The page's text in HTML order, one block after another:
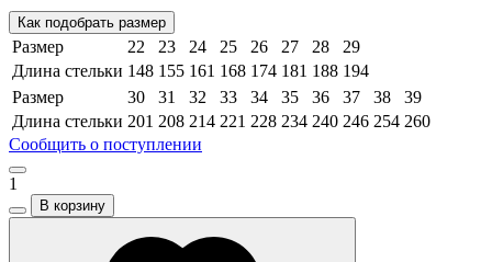
Как подобрать размер
Размер 22 23 24 25 26 27 28
29
Длина стельки 148 155 161 168 174 181 188 194
Размер
30 31 32 33 34 35 36 37 38
39
Длина стельки 201 208 214 221 228 234 240 246 254 260
Сообщить о поступлении
1
В корзину